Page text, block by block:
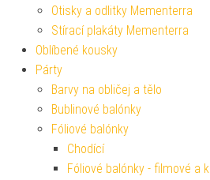
Otisky a odlitky Mementerra
Stírací plakáty Mementerra
Oblíbené kousky
Párty
Barvy na obličej a tělo
Bublinové balónky
Fóliové balónky
Chodící
Fóliové balónky - filmové a